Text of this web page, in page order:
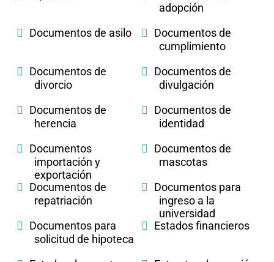
adopción
Documentos de asilo
Documentos de
cumplimiento
Documentos de
divorcio
Documentos de
divulgación
Documentos de
herencia
Documentos de
identidad
Documentos
importación y
exportación
Documentos de
mascotas
Documentos de
repatriación
Documentos para
ingreso a la
universidad
Documentos para
solicitud de hipoteca
Estados financieros